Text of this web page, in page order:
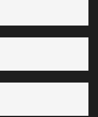
Bel ons op088
tijdens
uur